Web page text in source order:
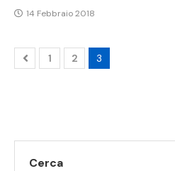
14 Febbraio 2018
1 2 3
Cerca